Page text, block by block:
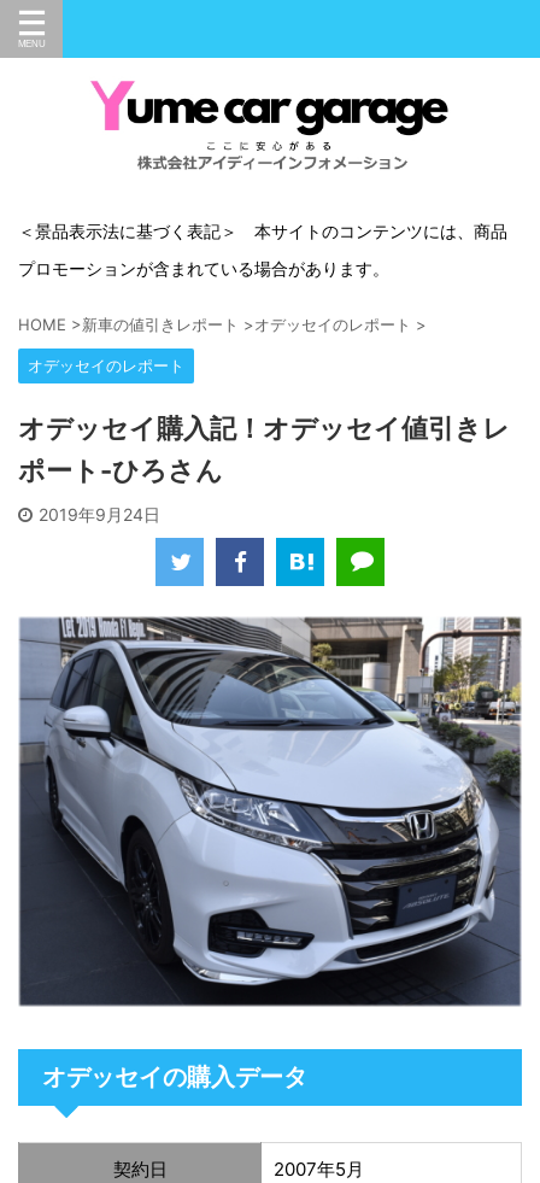
＜景品表示法に基づく表記＞ 本サイトのコンテンツには、商品
プロモーションが含まれている場合があります。
HOME >新車の値引きレポート >オデッセイのレポート >
オデッセイのレポート
オデッセイ購入記！オデッセイ値引きレ
ポート-ひろさん
2019年9月24日
オデッセイの購入データ
契約日 2007年5月